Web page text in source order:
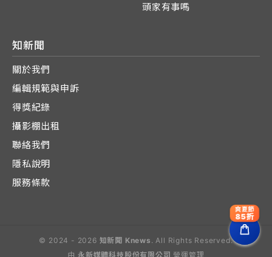
頭家有事嗎
知新聞
關於我們
編輯規範與申訴
得獎紀錄
攝影棚出租
聯絡我們
隱私說明
服務條款
© 2024 - 2026 知新聞 Knews . All Rights Reserved.
由 永新媒體科技股份有限公司 營運管理
爽夏節
85折